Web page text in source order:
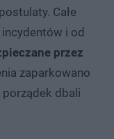
Całe
i od
przez
zaparkowano
dbali